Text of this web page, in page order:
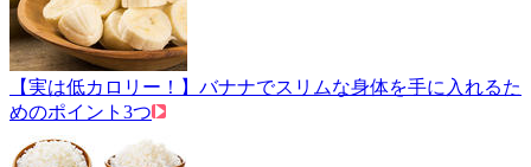
【実は低カロリー！】バナナでスリムな身体を手に入れるた
めのポイント3つ